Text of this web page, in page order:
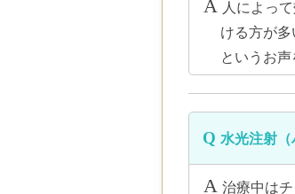
人によっ
ける方が
というお声
水光注射
治療中は